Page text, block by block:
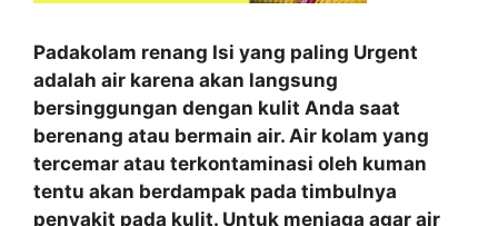
Padakolam renang Isi yang paling Urgent
adalah air karena akan langsung
bersinggungan dengan kulit Anda saat
berenang atau bermain air. Air kolam yang
tercemar atau terkontaminasi oleh kuman
tentu akan berdampak pada timbulnya
penyakit pada kulit. Untuk menjaga agar air